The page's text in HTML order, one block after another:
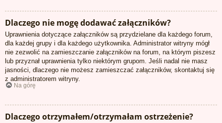
Dlaczego nie mogę dodawać załączników?
Uprawnienia dotyczące załączników są przydzielane dla każdego forum,
dla każdej grupy i dla każdego użytkownika. Administrator witryny mógł
nie zezwolić na zamieszczanie załączników na forum, na którym piszesz
lub przyznał uprawnienia tylko niektórym grupom. Jeśli nadal nie masz
jasności, dlaczego nie możesz zamieszczać załączników, skontaktuj się
z administratorem witryny.
Na górę
Dlaczego otrzymałem/otrzymałam ostrzeżenie?